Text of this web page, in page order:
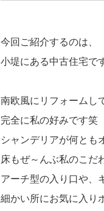
今回ご紹介するのは、
小堤にある中古住宅で
南欧風にリフォームし
完全に私の好みです笑
シャンデリアが何とも
床もぜ～んぶ私のこだ
アーチ型の入り口や、
細かい所にお気に入り